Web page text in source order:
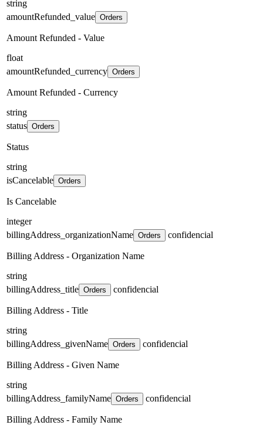
string
amountRefunded_value Orders
Amount Refunded - Value
float
amountRefunded_currency Orders
Amount Refunded - Currency
string
status Orders
Status
string
isCancelable Orders
Is Cancelable
integer
billingAddress_organizationName Orders confidencial
Billing Address - Organization Name
string
billingAddress_title Orders confidencial
Billing Address - Title
string
billingAddress_givenName Orders confidencial
Billing Address - Given Name
string
billingAddress_familyName Orders confidencial
Billing Address - Family Name